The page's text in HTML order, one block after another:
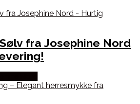
fra Josephine Nord